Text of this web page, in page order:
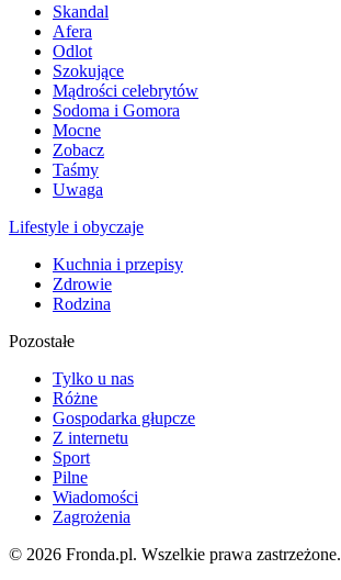
Skandal
Afera
Odlot
Szokujące
Mądrości celebrytów
Sodoma i Gomora
Mocne
Zobacz
Taśmy
Uwaga
Lifestyle i obyczaje
Kuchnia i przepisy
Zdrowie
Rodzina
Pozostałe
Tylko u nas
Różne
Gospodarka głupcze
Z internetu
Sport
Pilne
Wiadomości
Zagrożenia
© 2026 Fronda.pl. Wszelkie prawa zastrzeżone.